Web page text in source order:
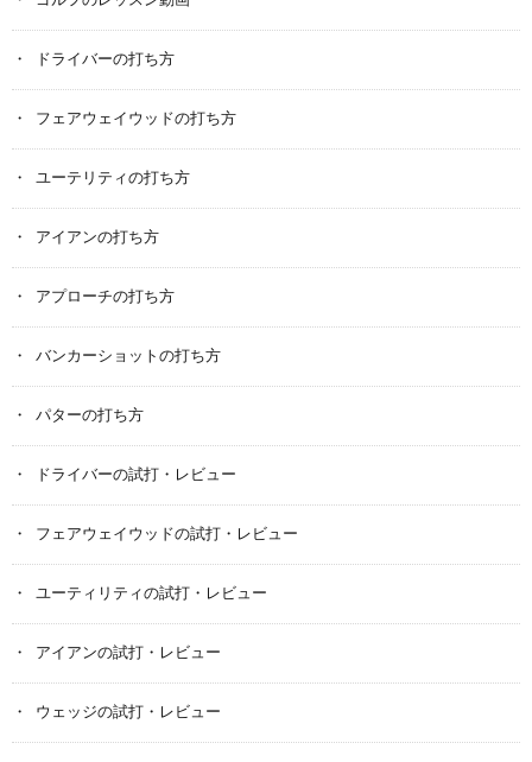
ドライバーの打ち方
フェアウェイウッドの打ち方
ユーテリティの打ち方
アイアンの打ち方
アプローチの打ち方
バンカーショットの打ち方
パターの打ち方
ドライバーの試打・レビュー
フェアウェイウッドの試打・レビュー
ユーティリティの試打・レビュー
アイアンの試打・レビュー
ウェッジの試打・レビュー